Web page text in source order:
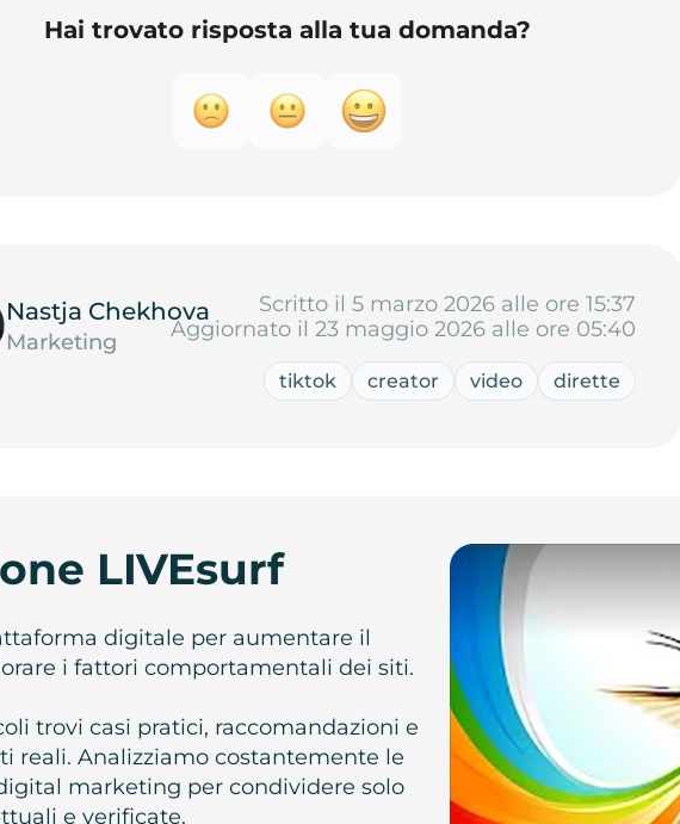
Hai trovato risposta alla tua domanda?
Nastja Chekhova
Marketing
Scritto il 5 marzo 2026 alle ore 15:37
Aggiornato il 23 maggio 2026 alle ore 05:40
tiktok creator video dirette
LIVEsurf
digitale per aumentare il
i fattori comportamentali dei siti.
trovi casi pratici, raccomandazioni e
reali. Analizziamo costantemente le
marketing per condividere solo
e verificate.